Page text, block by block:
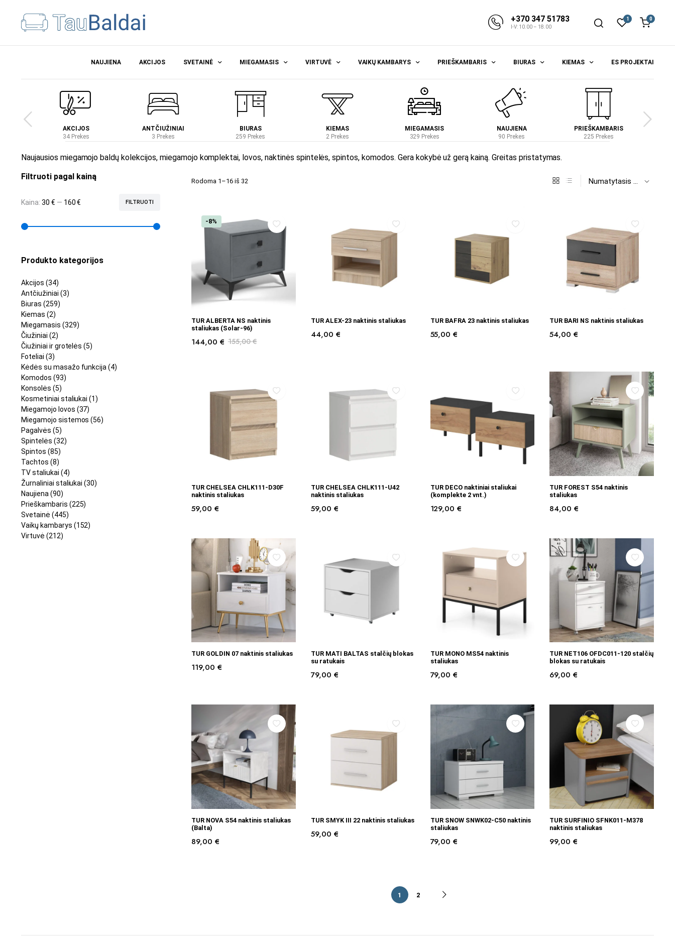
+370 347 51783
I-V: 10.00 – 18.00
1 0
NAUJIENA AKCIJOS SVETAINĖ MIEGAMASIS VIRTUVĖ VAIKŲ KAMBARYS PRIEŠKAMBARIS BIURAS KIEMAS ES PROJEKTAI
AKCIJOS
34 Prekes
ANTČIUŽINIAI
3 Prekes
BIURAS
259 Prekes
KIEMAS
2 Prekes
MIEGAMASIS
329 Prekes
NAUJIENA
90 Prekes
PRIEŠKAMBARIS
225 Prekes
Naujausios miegamojo baldų kolekcijos, miegamojo komplektai, lovos, naktinės spintelės, spintos, komodos. Gera kokybė už gerą kainą. Greitas pristatymas.
Rodoma 1–16 iš 32
-8%
Į KREPŠELĮ
TUR ALBERTA NS naktinis
staliukas (Solar-96)
155,00€
144,00 €
Į KREPŠELĮ
TUR ALEX-23 naktinis staliukas
44,00 €
Į KREPŠELĮ
TUR BAFRA 23 naktinis staliukas
55,00€
Į KREPŠELĮ
TUR BARI NS naktinis staliukas
54,00€
Į KREPŠELĮ
TUR CHELSEA CHLK111-D30F
naktinis staliukas
59,00 €
Į KREPŠELĮ
TUR CHELSEA CHLK111-U42
naktinis staliukas
59,00 €
Į KREPŠELĮ
TUR DECO naktiniai staliukai
(komplekte 2 vnt.)
129,00€
Į KREPŠELĮ
TUR FOREST S54 naktinis
staliukas
84,00€
Į KREPŠELĮ
TUR GOLDIN 07 naktinis staliukas
119,00 €
Į KREPŠELĮ
TUR MATI BALTAS stalčių blokas
su ratukais
79,00 €
Į KREPŠELĮ
TUR MONO MS54 naktinis
staliukas
79,00€
Į KREPŠELĮ
TUR NET106 OFDC011-120 stalčių
blokas su ratukais
69,00€
Į KREPŠELĮ
TUR NOVA S54 naktinis staliukas
(Balta)
89,00 €
Į KREPŠELĮ
TUR SMYK III 22 naktinis staliukas
59,00 €
Į KREPŠELĮ
TUR SNOW SNWK02-C50 naktinis
staliukas
79,00€
Į KREPŠELĮ
TUR SURFINIO SFNK011-M378
naktinis staliukas
99,00€
1 2
Filtruoti pagal kainą
FILTRUOTI
Kaina: 30 € — 160 €
Produkto kategorijos
Akcijos (34)
Antčiužiniai (3)
Biuras (259)
Kiemas (2)
Miegamasis (329)
Čiužiniai (2)
Čiužiniai ir grotelės (5)
Foteliai (3)
Kėdės su masažo funkcija (4)
Komodos (93)
Konsolės (5)
Kosmetiniai staliukai (1)
Miegamojo lovos (37)
Miegamojo sistemos (56)
Pagalvės (5)
Spintelės (32)
Spintos (85)
Tachtos (8)
TV staliukai (4)
Žurnaliniai staliukai (30)
Naujiena (90)
Prieškambaris (225)
Svetainė (445)
Vaikų kambarys (152)
Virtuvė (212)